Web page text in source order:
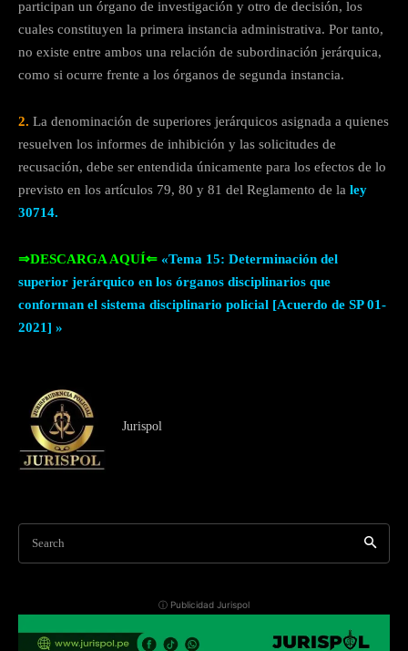
participan un órgano de investigación y otro de decisión, los
cuales constituyen la primera instancia administrativa. Por tanto,
no existe entre ambos una relación de subordinación jerárquica,
como si ocurre frente a los órganos de segunda instancia.
2. La denominación de superiores jerárquicos asignada a quienes
resuelven los informes de inhibición y las solicitudes de
recusación, debe ser entendida únicamente para los efectos de lo
previsto en los artículos 79, 80 y 81 del Reglamento de la ley
30714.
⇒DESCARGA AQUÍ⇐ «Tema 15: Determinación del
superior jerárquico en los órganos disciplinarios que
conforman el sistema disciplinario policial [Acuerdo de SP 01-
2021] »
Jurispol
Search
ⓘ Publicidad Jurispol